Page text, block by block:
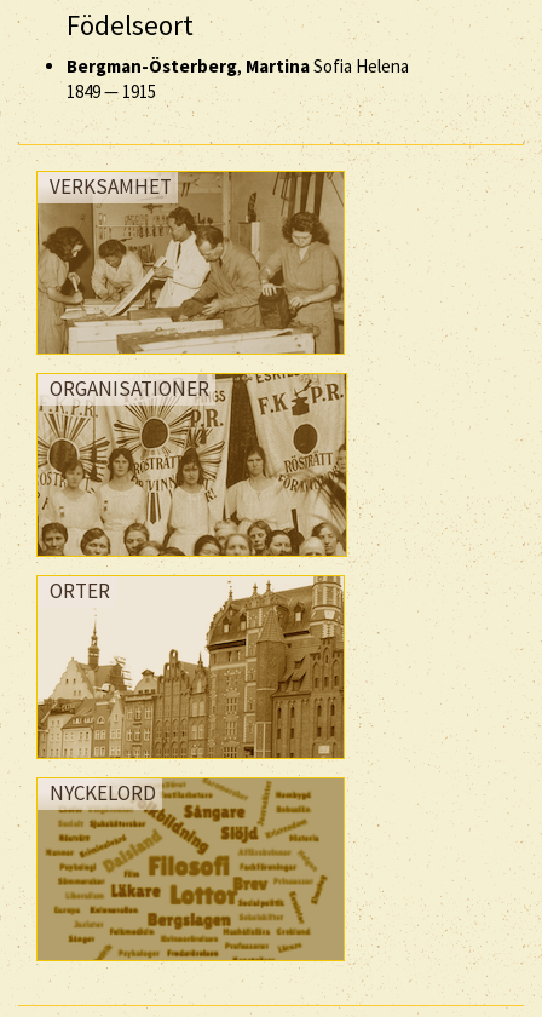
Födelseort
Bergman-Österberg, MartinaSofia Helena
1849— 1915
VERKSAMHET
ORGANISATIONER
ORTER
NYCKELORD